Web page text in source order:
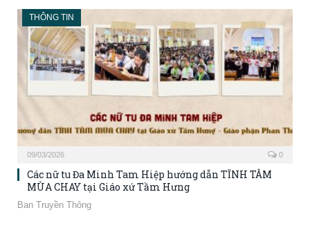
THÔNG TIN
09/03/2026 0
Các nữ tu Đa Minh Tam Hiệp hướng dẫn TĨNH TÂM
MÙA CHAY tại Giáo xứ Tầm Hưng
Ban Truyền Thông